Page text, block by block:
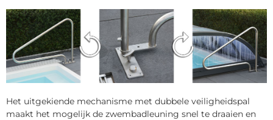
Het uitgekiende mechanisme met dubbele veiligheidspal
maakt het mogelijk de zwembadleuning snel te draaien en